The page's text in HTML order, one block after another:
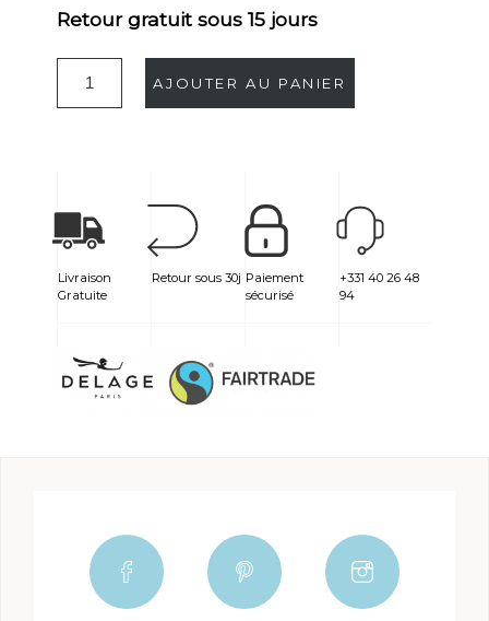
Retour gratuit sous 15 jours
AJOUTER AU PANIER
Livraison
Gratuite
Retour sous 30j Paiement
sécurisé
+331 40 26 48
94